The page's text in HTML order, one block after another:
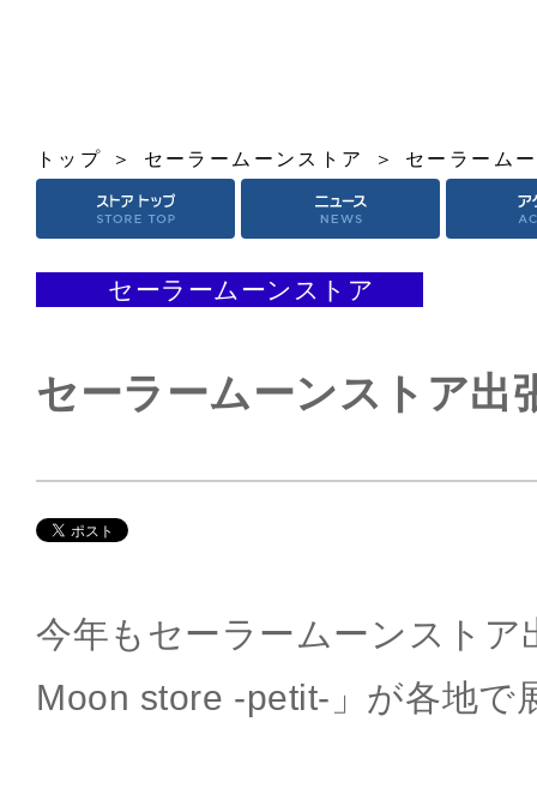
トップ セーラームーンストア セーラーム
セーラームーンストア
セーラームーンストア出
今年もセーラームーンストア
Moon store -petit-」が各地で